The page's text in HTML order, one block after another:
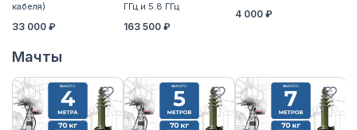
кабеля)
33 000 ₽
ГГц и 5.8 ГГц
163 500 ₽
4 000 ₽
Мачты